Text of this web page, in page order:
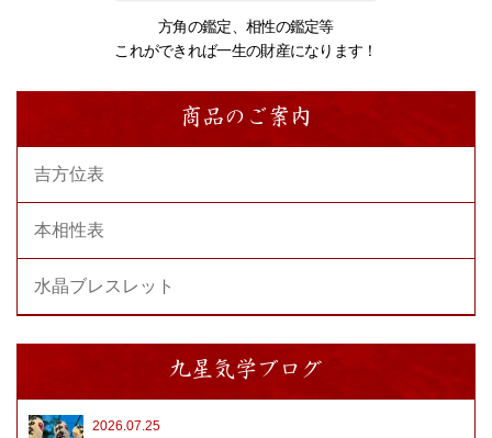
方角の鑑定、相性の鑑定等
これができれば一生の財産になります！
商品のご案内
吉方位表
本相性表
水晶ブレスレット
九星気学ブログ
2026.07.25